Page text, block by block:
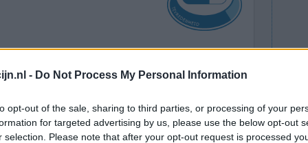
- Do Not Process My Personal Information
opt-out of the sale, sharing to third parties, or processing of your
for targeted advertising by us, please use the below opt-out
selection. Please note that after your opt-out request is processed
Hoeveelheid bijwerkingen
jan
nog
probleem bij is een aangetaste klep van
dunne darm.